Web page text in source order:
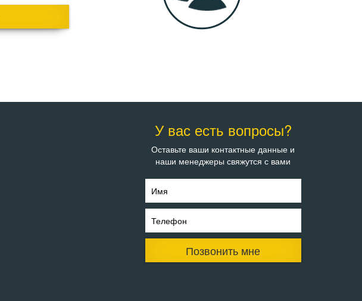
У вас есть вопросы?
Оставьте ваши контактные данные и
наши менеджеры свяжутся с вами
Имя
Телефон
Позвонить мне